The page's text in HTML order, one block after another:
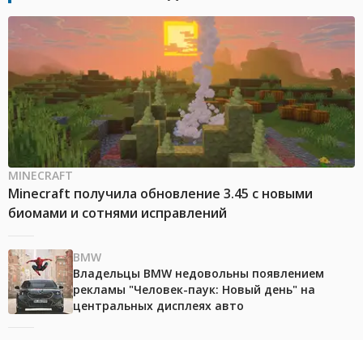
MINECRAFT
Minecraft получила обновление 3.45 с новыми
биомами и сотнями исправлений
BMW
Владельцы BMW недовольны появлением
рекламы "Человек-паук: Новый день" на
центральных дисплеях авто